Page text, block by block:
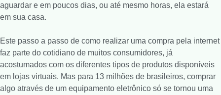
aguardar e em poucos dias, ou até mesmo horas, ela estará
em sua casa.
Este passo a passo de como realizar uma compra pela internet
faz parte do cotidiano de muitos consumidores, já
acostumados com os diferentes tipos de produtos disponíveis
em lojas virtuais. Mas para 13 milhões de brasileiros, comprar
algo através de um equipamento eletrônico só se tornou uma